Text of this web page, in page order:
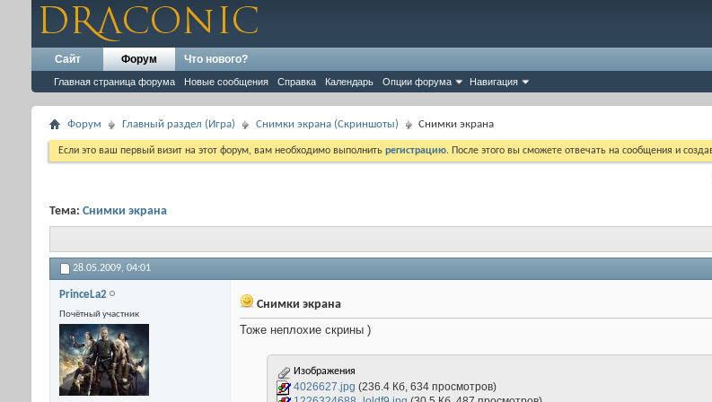
Сайт Форум
Главная страница форума Новые сообщения Справка Календарь Опции форума Навигация
Что нового?
Форум Главный раздел (Игра) Снимки экрана (Cкриншоты) Снимки экрана
Если это ваш первый визит на этот форум, вам необходимо выполнить регистрацию. После этого вы сможете отвечать на сообщения и
Тема: Снимки экрана
28.05.2009, 04:01
PrinceLa2
Почётный участник
Снимки экрана
Тоже неплохие скрины )
Изображения
4026627.jpg (236.4 Кб, 634 просмотров)